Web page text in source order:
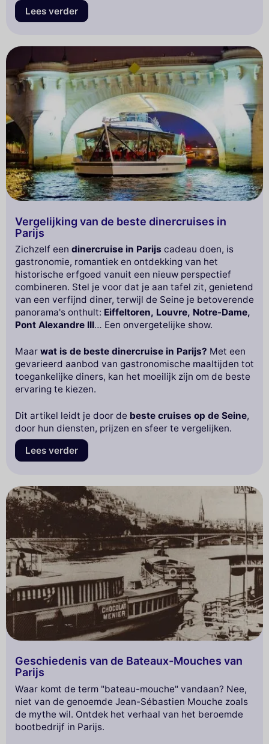
Lees verder
Vergelijking van de beste dinercruises in
Parijs
Zichzelf een dinercruise in Parijs cadeau doen, is
gastronomie, romantiek en ontdekking van het
historische erfgoed vanuit een nieuw perspectief
combineren. Stel je voor dat je aan tafel zit, genietend
van een verfijnd diner, terwijl de Seine je betoverende
panorama's onthult: Eiffeltoren, Louvre, Notre-Dame,
Pont Alexandre III… Een onvergetelijke show.
Maar wat is de beste dinercruise in Parijs? Met een
gevarieerd aanbod van gastronomische maaltijden tot
toegankelijke diners, kan het moeilijk zijn om de beste
ervaring te kiezen.
Dit artikel leidt je door de beste cruises op de Seine,
door hun diensten, prijzen en sfeer te vergelijken.
Lees verder
Geschiedenis van de Bateaux-Mouches van
Parijs
Waar komt de term "bateau-mouche" vandaan? Nee,
niet van de genoemde Jean-Sébastien Mouche zoals
de mythe wil. Ontdek het verhaal van het beroemde
bootbedrijf in Parijs.